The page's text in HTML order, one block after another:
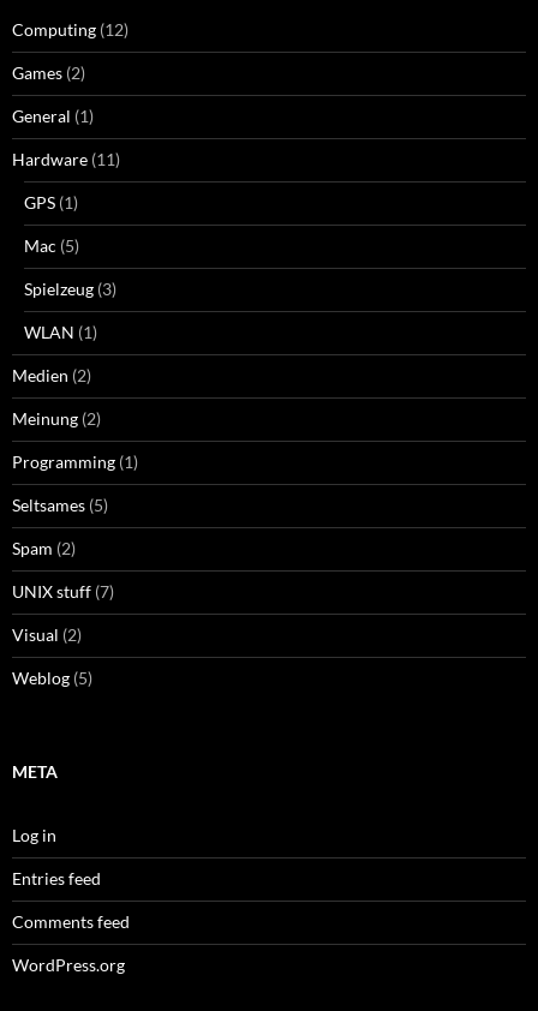
Computing (12)
Games (2)
General (1)
Hardware (11)
GPS (1)
Mac (5)
Spielzeug (3)
WLAN (1)
Medien (2)
Meinung (2)
Programming (1)
Seltsames (5)
Spam (2)
UNIX stuff (7)
Visual (2)
Weblog (5)
META
Log in
Entries feed
Comments feed
WordPress.org